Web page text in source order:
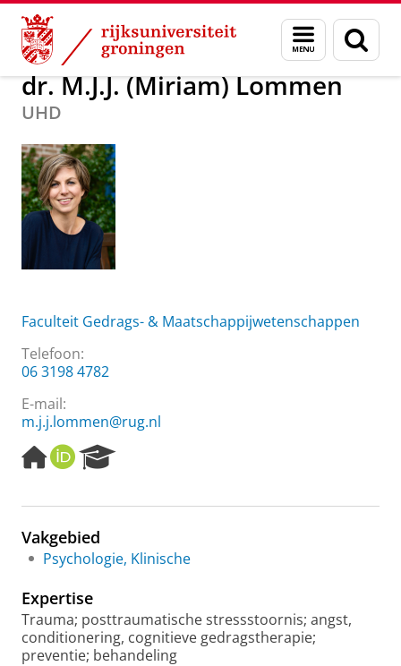
Skip
Content
Skip
Navigation
Menu
en
zoeken
Over ons dr. M.J.J. (Miriam) Lommen
dr. M.J.J. (Miriam) Lommen
UHD
Faculteit Gedrags- & Maatschappijwetenschappen
Telefoon:
06 3198 4782
E-mail:
m.j.j.lommen@rug.nl
H
o
e
a
g
O
R
I
e
c
o
r
t
Vakgebied
Psychologie, Klinische
Expertise
Trauma; posttraumatische stressstoornis; angst,
conditionering, cognitieve gedragstherapie;
preventie; behandeling